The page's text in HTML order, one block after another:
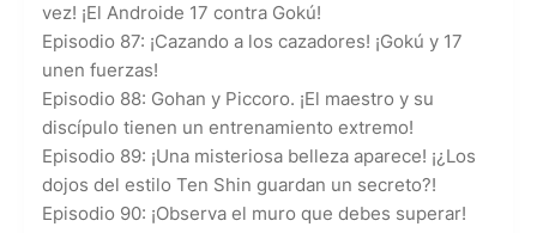
vez! ¡El Androide 17 contra Gokú!
Episodio 87: ¡Cazando a los cazadores! ¡Gokú y 17
unen fuerzas!
Episodio 88: Gohan y Piccoro. ¡El maestro y su
discípulo tienen un entrenamiento extremo!
Episodio 89: ¡Una misteriosa belleza aparece! ¡¿Los
dojos del estilo Ten Shin guardan un secreto?!
Episodio 90: ¡Observa el muro que debes superar!